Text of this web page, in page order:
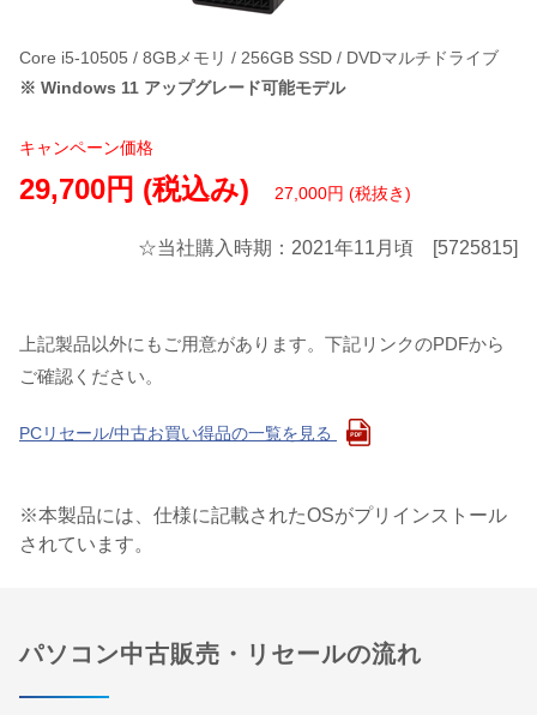
Core i5-10505 / 8GBメモリ / 256GB SSD / DVDマルチドライブ
※ Windows 11 アップグレード可能モデル
キャンペーン価格
29,700円 (税込み) 27,000円 (税抜き)
☆当社購入時期：2021年11月頃 [5725815]
上記製品以外にもご用意があります。下記リンクのPDFから
ご確認ください。
PCリセール/中古お買い得品の一覧を見る
※本製品には、仕様に記載されたOSがプリインストール
されています。
パソコン中古販売・リセールの流れ